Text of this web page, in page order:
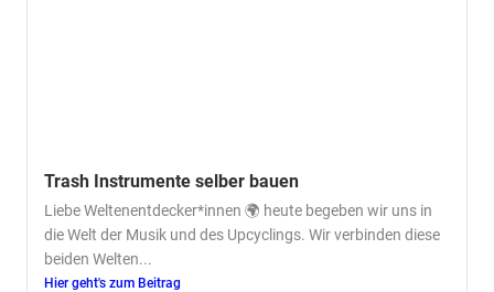
Trash Instrumente selber bauen
Liebe Weltenentdecker*innen 🌍 heute begeben wir uns in
die Welt der Musik und des Upcyclings. Wir verbinden diese
beiden Welten...
Hier geht's zum Beitrag